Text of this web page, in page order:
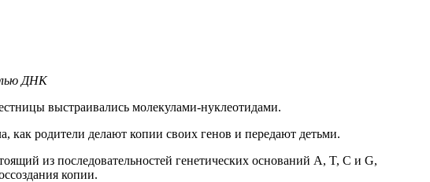
ДНК
выстраивались молекулами-нуклеотидами.
родители делают копии своих генов и передают детьми.
из последовательностей генетических оснований A, T, C и G,
копии.